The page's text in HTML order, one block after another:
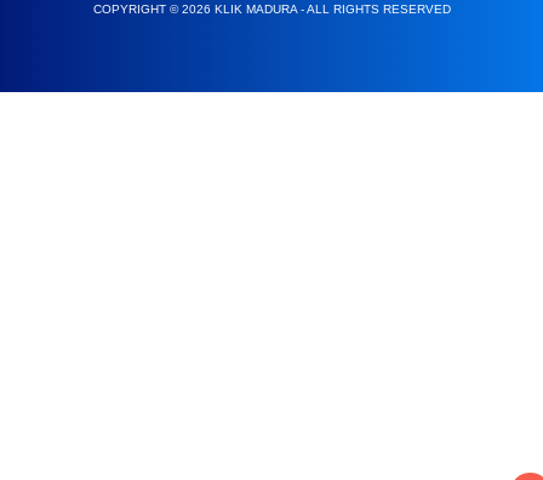
COPYRIGHT © 2026 KLIK MADURA - ALL RIGHTS RESERVED